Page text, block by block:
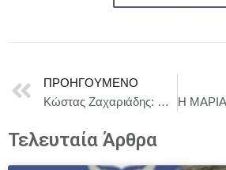
ΠΡΟΗΓΟΎΜΕΝΟ
Κώστας Ζαχαριάδης: Η κυβέρνηση της διαφθοράς
Τελευταία Άρθρα